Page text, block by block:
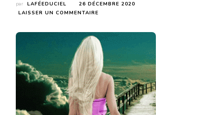
par LAFÉEDUCIEL
26 DÉCEMBRE 2020
LAISSER UN COMMENTAIRE
LION
ET
ASCENDANT
LION
»
LE
TEMPS
DES
PRÉTEXTES